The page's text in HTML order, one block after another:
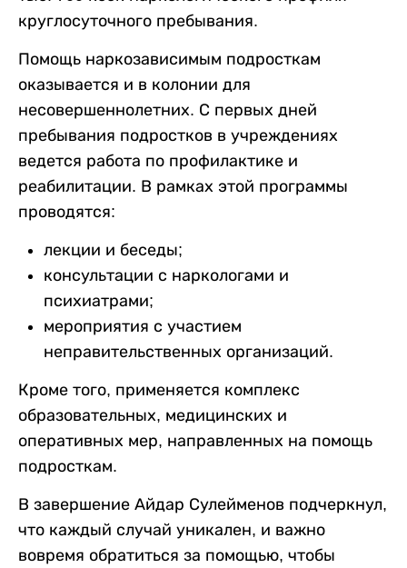
круглосуточного пребывания.
Помощь наркозависимым подросткам
оказывается и в колонии для
несовершеннолетних. С первых дней
пребывания подростков в учреждениях
ведется работа по профилактике и
реабилитации. В рамках этой программы
проводятся:
лекции и беседы;
консультации с наркологами и
психиатрами;
мероприятия с участием
неправительственных организаций.
Кроме того, применяется комплекс
образовательных, медицинских и
оперативных мер, направленных на помощь
подросткам.
В завершение Айдар Сулейменов подчеркнул,
что каждый случай уникален, и важно
вовремя обратиться за помощью, чтобы